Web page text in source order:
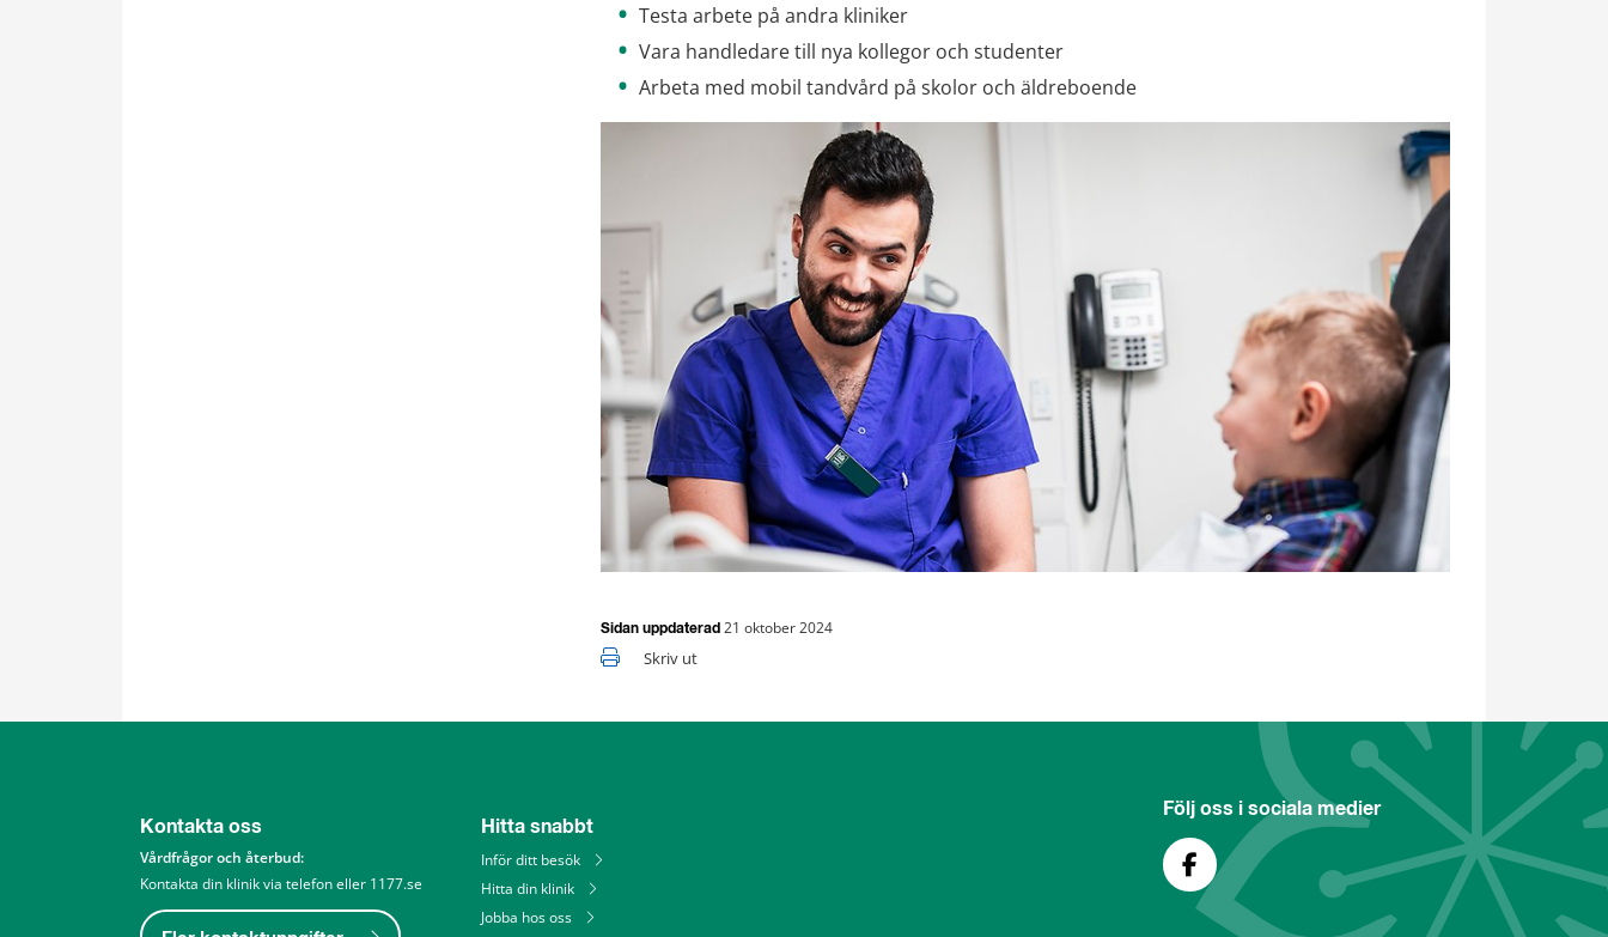
Testa arbete på andra kliniker
Vara handledare till nya kollegor och studenter
Arbeta med mobil tandvård på skolor och äldreboende
Sidan uppdaterad 21 oktober 2024
Skriv ut
Kontakta oss
Vårdfrågor och återbud:
Kontakta din klinik via telefon eller 1177.se
Hitta snabbt
Inför ditt besök
Hitta din klinik
Jobba hos oss
Följ oss i sociala medier